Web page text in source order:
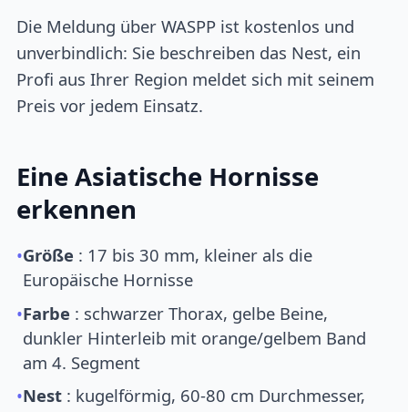
Die Meldung über WASPP ist kostenlos und
unverbindlich: Sie beschreiben das Nest, ein
Profi aus Ihrer Region meldet sich mit seinem
Preis vor jedem Einsatz.
Eine Asiatische Hornisse
erkennen
•Größe : 17 bis 30 mm, kleiner als die
Europäische Hornisse
•Farbe : schwarzer Thorax, gelbe Beine,
dunkler Hinterleib mit orange/gelbem Band
am 4. Segment
•Nest : kugelförmig, 60-80 cm Durchmesser,